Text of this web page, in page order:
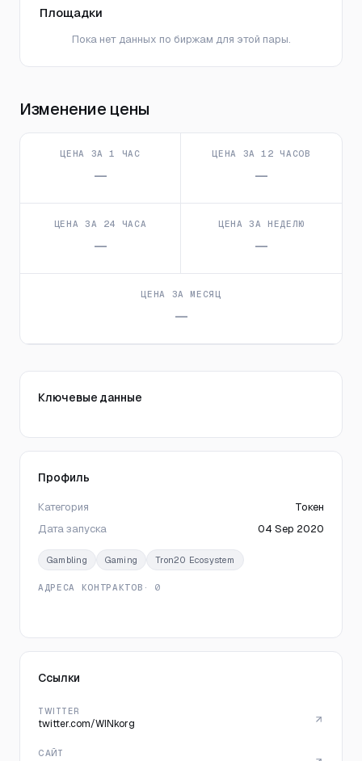
Площадки
Пока нет данных по биржам для этой пары.
Изменение цены
ЦЕНА ЗА 1 ЧАС
—
ЦЕНА ЗА 12 ЧАСОВ
—
ЦЕНА ЗА 24 ЧАСА
—
ЦЕНА ЗА НЕДЕЛЮ
—
ЦЕНА ЗА МЕСЯЦ
—
Ключевые данные
Профиль
Категория
Токен
Дата запуска
04 Sep 2020
Gambling Gaming Tron20 Ecosystem
АДРЕСА КОНТРАКТОВ · 0
Ссылки
TWITTER
twitter.com/WINkorg
САЙТ